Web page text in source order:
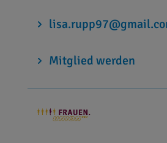
Mitglied werden